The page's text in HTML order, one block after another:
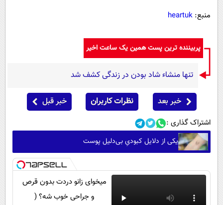
منبع: heartuk
پربیننده ترین پست همین یک ساعت اخیر
تنها منشاء شاد بودن در زندگی کشف شد
خبر بعد نظرات کاربران خبر قبل
اشتراک گذاری :
یکی از دلایل کبودیِ بی‌دلیل پوست
میخوای زانو دردت بدون قرص
و جراحی خوب شه؟ (